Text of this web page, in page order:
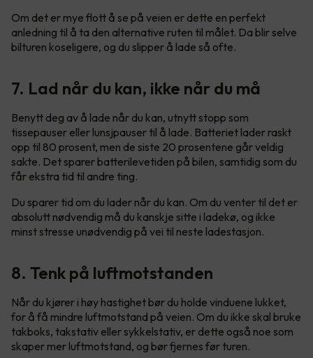
Om det er mye flott å se på veien er dette en perfekt
anledning til å ta den alternative ruten til målet. Da blir selve
bilturen koseligere, og du slipper å lade så ofte.
7. Lad når du kan, ikke når du må
Benytt deg av å lade når du kan, utnytt stopp som
tissepauser eller lunsjpauser til å lade. Batteriet lader raskt
opp til 80 prosent, men de siste 20 prosentene går veldig
sakte. Det sparer batterilevetiden på bilen, samtidig som du
får ekstra tid til andre ting.
Du sparer tid om du lader når du kan. Om du venter til det er
absolutt nødvendig må du kanskje sitte i ladekø, og ikke
minst stresse unødvendig på vei til neste ladestasjon.
8. Tenk på luftmotstanden
Når du kjører i høy hastighet bør du holde vinduene lukket,
for å få mindre luftmotstand på veien. Om du ikke skal bruke
takboks, takstativ eller sykkelstativ, er dette også noe som
skaper mer luftmotstand, og bør fjernes før turen.